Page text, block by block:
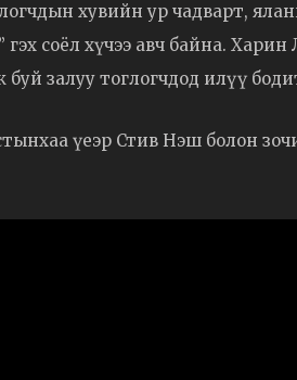
хувийн ур чадварт,
гэх соёл хүчээ авч байна.
буй залуу тоглогчдод илүү
үеэр Стив Нэш болон